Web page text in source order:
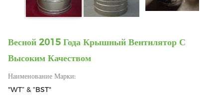
Весной 2015 Года Крышный Вентилятор С
Высоким Качеством
Наименование Марки:
"WT” & “BST"